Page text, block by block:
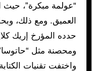
“عولمة مبكرة”، حيث
حدده المؤرخ إريك
ومحصنة مثل “حاتوسا”
واختفت تقنيات